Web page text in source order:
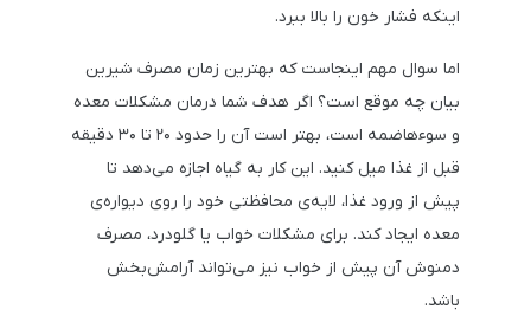
اینکه فشار خون را بالا ببرد.
اما سوال مهم اینجاست که بهترین زمان مصرف شیرین
بیان چه موقع است؟ اگر هدف شما درمان مشکلات معده
و سوءهاضمه است، بهتر است آن را حدود ۲۰ تا ۳۰ دقیقه
قبل از غذا میل کنید. این کار به گیاه اجازه می‌دهد تا
پیش از ورود غذا، لایه‌ی محافظتی خود را روی دیواره‌ی
معده ایجاد کند. برای مشکلات خواب یا گلودرد، مصرف
دمنوش آن پیش از خواب نیز می‌تواند آرامش‌بخش
باشد.